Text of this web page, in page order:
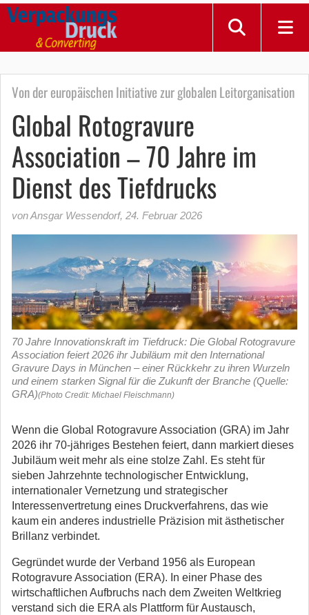
Von der europäischen Initiative zur globalen Leitorganisation
Global Rotogravure
Association – 70 Jahre im
Dienst des Tiefdrucks
von Ansgar Wessendorf, 24. Februar 2026
70 Jahre Innovationskraft im Tiefdruck: Die Global Rotogravure
Association feiert 2026 ihr Jubiläum mit den International
Gravure Days in München – einer Rückkehr zu ihren Wurzeln
und einem starken Signal für die Zukunft der Branche (Quelle:
GRA)(Photo Credit: Michael Fleischmann)
Wenn die Global Rotogravure Association (GRA) im Jahr
2026 ihr 70-jähriges Bestehen feiert, dann markiert dieses
Jubiläum weit mehr als eine stolze Zahl. Es steht für
sieben Jahrzehnte technologischer Entwicklung,
internationaler Vernetzung und strategischer
Interessenvertretung eines Druckverfahrens, das wie
kaum ein anderes industrielle Präzision mit ästhetischer
Brillanz verbindet.
Gegründet wurde der Verband 1956 als European
Rotogravure Association (ERA). In einer Phase des
wirtschaftlichen Aufbruchs nach dem Zweiten Weltkrieg
verstand sich die ERA als Plattform für Austausch,